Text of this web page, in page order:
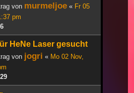
von murmeljoe « Fr 05
pm
6
HeNe Laser gesucht
von jogri « Mo 02 Nov,
29